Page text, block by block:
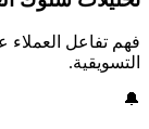
فهم تفاعل العملاء
التسويقية.
🔔